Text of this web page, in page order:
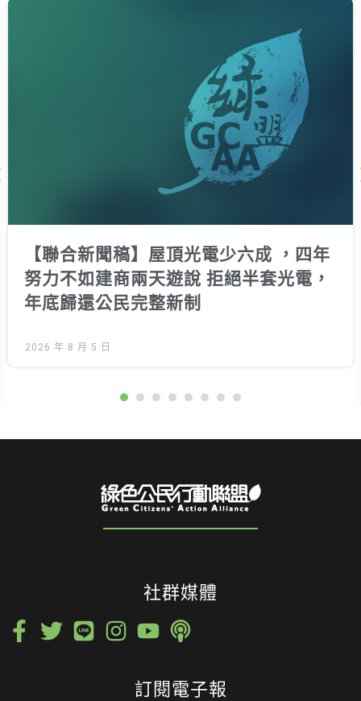
【聯合新聞稿】屋頂光電少六成 ，四年
努力不如建商兩天遊說 拒絕半套光電，
年底歸還公民完整新制
2026 年 8 月 5 日
Next
社群媒體
訂閱電子報